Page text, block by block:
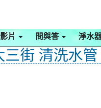
片 問與答 淨水
三街 清洗水管